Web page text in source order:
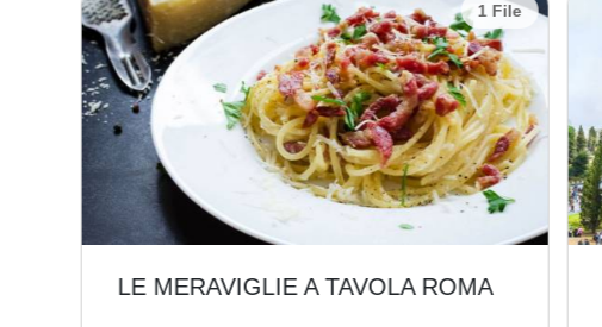
1 File
LE MERAVIGLIE A TAVOLA ROMA